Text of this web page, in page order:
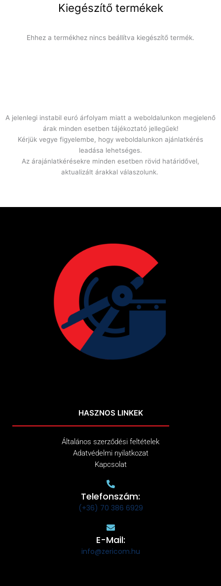
modellhez
Kiegészítő termékek
Ehhez a termékhez nincs beállítva kiegészítő termék.
A jelenlegi instabil euró árfolyam miatt a weboldalunkon megjelenő
árak minden esetben tájékoztató jellegűek!
Kérjük vegye figyelembe, hogy weboldalunkon ajánlatkérés
leadása lehetséges.
Az árajánlatkérésekre minden esetben rövid határidővel,
aktualizált árakkal válaszolunk.
HASZNOS LINKEK
Általános szerződési feltételek
Adatvédelmi nyilatkozat
Kapcsolat
Telefonszám:
(+36) 70 386 6929
E-Mail:
info@zericom.hu